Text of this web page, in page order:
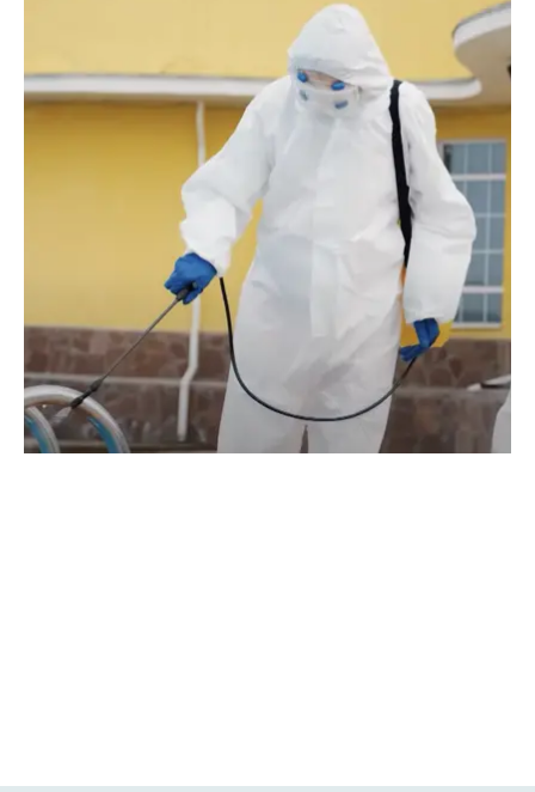
5 de septiembre de 2025
Legionella bajo la lupa: Origen,
síntomas y prevención (Diagnóstico
T5/E44, CyLTV)